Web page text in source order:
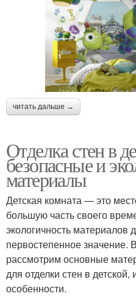
читать дальше →
Отделка стен в
безопасные и
материалы
Детская комната — это
большую часть своего
экологичность материалов
первостепенное значение.
рассмотрим основные
для отделки стен в
особенности.